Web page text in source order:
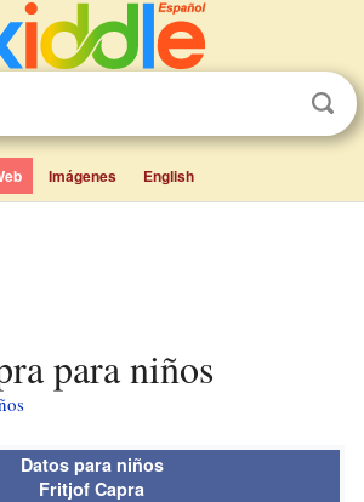
Imágenes English
para niños
Datos para niños
Fritjof Capra